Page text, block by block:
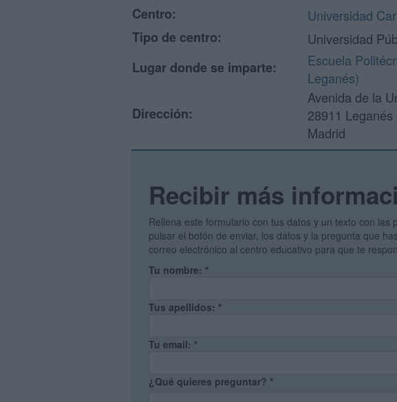
Centro:
Universidad
Tipo de centro:
Universidad
Lugar donde se imparte:
Escuela
Leganés)
Dirección:
Avenida de la
28911 Leganés
Madrid
Recibir más
Rellena este formulario con tus datos y un texto con las
pulsar el botón de enviar, los datos y la pregunta que
correo electrónico al centro educativo para que te
Tu nombre: *
Tus apellidos: *
Tu email: *
¿Qué quieres preguntar? *